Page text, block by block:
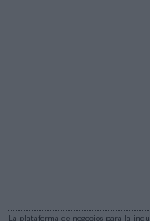
La plataforma de negocios para la